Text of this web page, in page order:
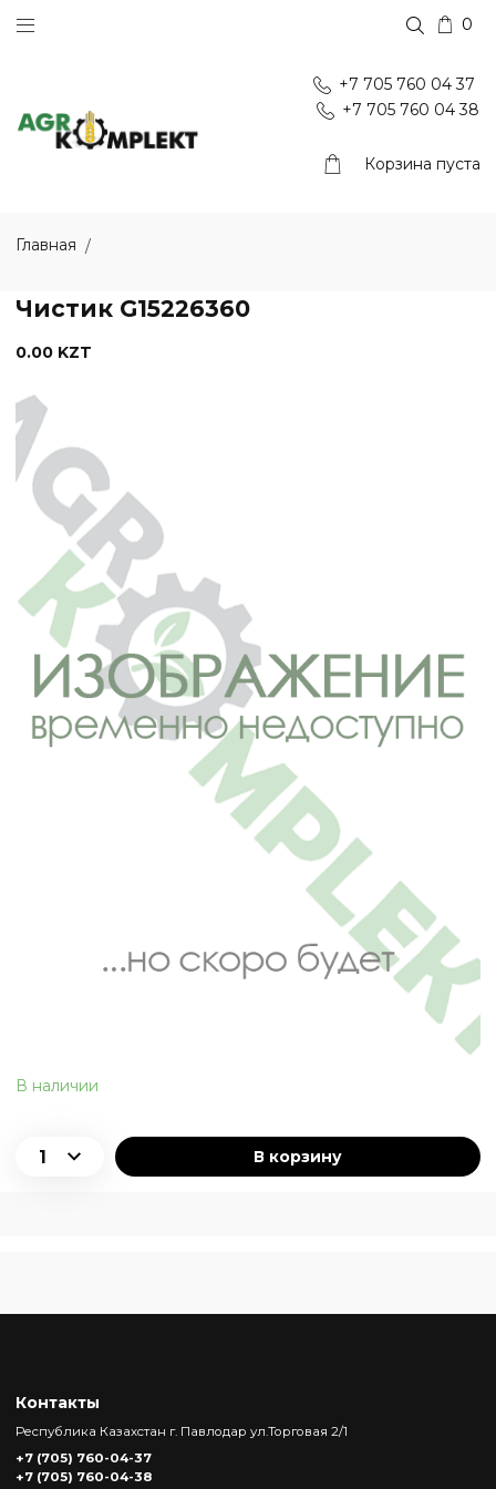
0
+7 705 760 04 37
+7 705 760 04 38
Корзина пуста
Главная
Чистик G15226360
В наличии
0.00 KZT
В корзину
Контакты
Республика Казахстан г. Павлодар ул.Торговая 2/1
+7 (705) 760-04-37
+7 (705) 760-04-38